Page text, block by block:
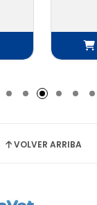
VOLVER ARRIBA